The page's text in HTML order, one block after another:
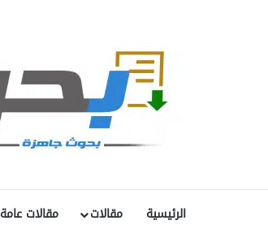
الرئيسية مقالات مقالات عامة